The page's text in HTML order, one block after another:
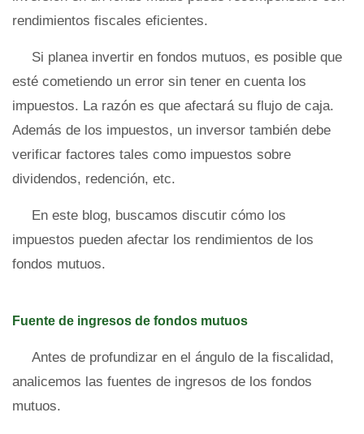
rendimientos fiscales eficientes.
Si planea invertir en fondos mutuos, es posible que
esté cometiendo un error sin tener en cuenta los
impuestos. La razón es que afectará su flujo de caja.
Además de los impuestos, un inversor también debe
verificar factores tales como impuestos sobre
dividendos, redención, etc.
En este blog, buscamos discutir cómo los
impuestos pueden afectar los rendimientos de los
fondos mutuos.
Fuente de ingresos de fondos mutuos
Antes de profundizar en el ángulo de la fiscalidad,
analicemos las fuentes de ingresos de los fondos
mutuos.